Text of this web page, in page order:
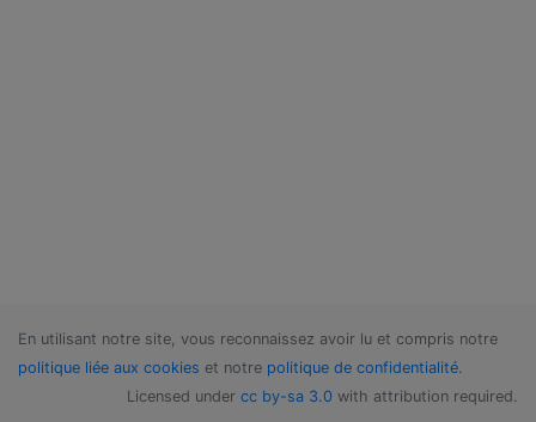
En utilisant notre site, vous reconnaissez avoir lu et compris notre
politique liée aux cookies et notre politique de confidentialité.
Licensed under cc by-sa 3.0 with attribution required.